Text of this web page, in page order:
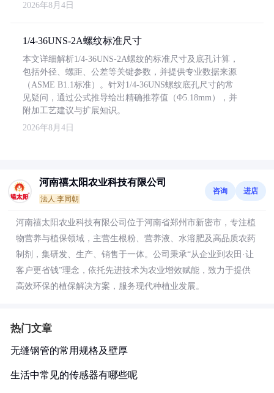
2026年8月4日
1/4-36UNS-2A螺纹标准尺寸
本文详细解析1/4-36UNS-2A螺纹的标准尺寸及底孔计算，
包括外径、螺距、公差等关键参数，并提供专业数据来源
（ASME B1.1标准）。针对1/4-36UNS螺纹底孔尺寸的常
见疑问，通过公式推导给出精确推荐值（Φ5.18mm），并
附加工艺建议与扩展知识。
2026年8月4日
河南禧太阳农业科技有限公司
法人:李同朝
咨询 进店
河南禧太阳农业科技有限公司位于河南省郑州市新密市，专注植
物营养与植保领域，主营生根粉、营养液、水溶肥及高品质农药
制剂，集研发、生产、销售于一体。公司秉承“从企业到农田·让
客户更省钱”理念，依托先进技术为农业增效赋能，致力于提供
高效环保的植保解决方案，服务现代种植业发展。
热门文章
无缝钢管的常用规格及壁厚
生活中常见的传感器有哪些呢